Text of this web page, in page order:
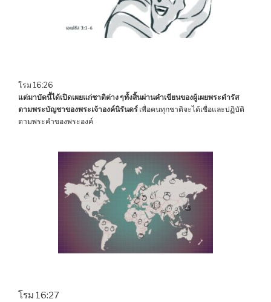
โรม 16:26
แต่มาบัดนี้ได้เปิดเผยแก่ชาติต่าง ๆทั้งสิ้นผ่านคำเขียนของผู้เผยพระดำรัส
ตามพระบัญชาของพระเจ้าองค์นิรันดร์ เพื่อคนทุกชาติจะได้เชื่อและปฏิบัติ
ตามพระคำของพระองค์
โรม 16:27